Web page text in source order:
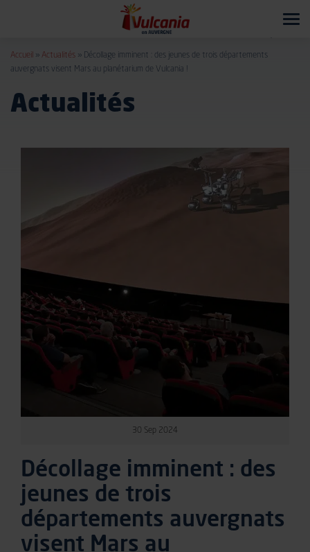
Accueil » Actualités » Décollage imminent : des jeunes de trois départements
auvergnats visent Mars au planétarium de Vulcania !
Actualités
30 Sep 2024
Décollage imminent : des
jeunes de trois
départements auvergnats
visent Mars au